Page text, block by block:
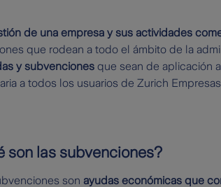
de una empresa y sus actividades
que rodean a todo el ámbito de la
y subvenciones que sean de aplicación
a todos los usuarios de Zurich
son las subvenciones?
son ayudas económicas que